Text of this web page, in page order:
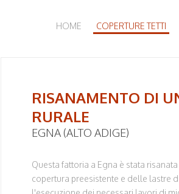
HOME COPERTURE TETTI
RISANAMENTO DI
RURALE
EGNA (ALTO ADIGE)
Questa fattoria a Egna è stata
copertura preesistente e delle lastre